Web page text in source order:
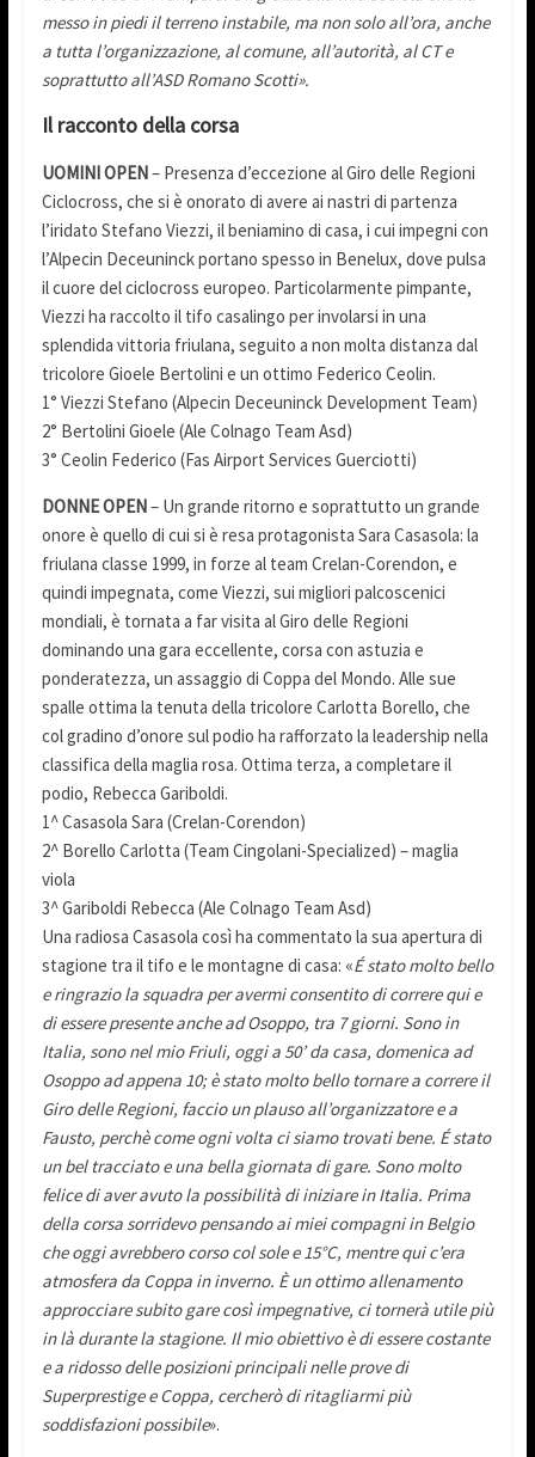
messo in piedi il terreno instabile, ma non solo all’ora, anche
a tutta l’organizzazione, al comune, all’autorità, al CT e
soprattutto all’ASD Romano Scotti».
Il racconto della corsa
UOMINI OPEN– Presenza d’eccezione al Giro delle Regioni
Ciclocross, che si è onorato di avere ai nastri di partenza
l’iridato Stefano Viezzi, il beniamino di casa, i cui impegni con
l’Alpecin Deceuninck portano spesso in Benelux, dove pulsa
il cuore del ciclocross europeo. Particolarmente pimpante,
Viezzi ha raccolto il tifo casalingo per involarsi in una
splendida vittoria friulana, seguito a non molta distanza dal
tricolore Gioele Bertolini e un ottimo Federico Ceolin.
1° Viezzi Stefano (Alpecin Deceuninck Development Team)
2° Bertolini Gioele (Ale Colnago Team Asd)
3° Ceolin Federico (Fas Airport Services Guerciotti)
DONNE OPEN– Un grande ritorno e soprattutto un grande
onore è quello di cui si è resa protagonista Sara Casasola: la
friulana classe 1999, in forze al team Crelan-Corendon, e
quindi impegnata, come Viezzi, sui migliori palcoscenici
mondiali, è tornata a far visita al Giro delle Regioni
dominando una gara eccellente, corsa con astuzia e
ponderatezza, un assaggio di Coppa del Mondo. Alle sue
spalle ottima la tenuta della tricolore Carlotta Borello, che
col gradino d’onore sul podio ha rafforzato la leadership nella
classifica della maglia rosa. Ottima terza, a completare il
podio, Rebecca Gariboldi.
1^ Casasola Sara (Crelan-Corendon)
2^ Borello Carlotta (Team Cingolani-Specialized) – maglia
viola
3^ Gariboldi Rebecca (Ale Colnago Team Asd)
Una radiosa Casasola così ha commentato la sua apertura di
stagione tra il tifo e le montagne di casa: «É stato molto bello
e ringrazio la squadra per avermi consentito di correre qui e
di essere presente anche ad Osoppo, tra 7 giorni. Sono in
Italia, sono nel mio Friuli, oggi a 50’ da casa, domenica ad
Osoppo ad appena 10; è stato molto bello tornare a correre il
Giro delle Regioni, faccio un plauso all’organizzatore e a
Fausto, perchè come ogni volta ci siamo trovati bene. É stato
un bel tracciato e una bella giornata di gare. Sono molto
felice di aver avuto la possibilità di iniziare in Italia. Prima
della corsa sorridevo pensando ai miei compagni in Belgio
che oggi avrebbero corso col sole e 15°C, mentre qui c’era
atmosfera da Coppa in inverno. È un ottimo allenamento
approcciare subito gare così impegnative, ci tornerà utile più
in là durante la stagione. Il mio obiettivo è di essere costante
e a ridosso delle posizioni principali nelle prove di
Superprestige e Coppa, cercherò di ritagliarmi più
soddisfazioni possibile».